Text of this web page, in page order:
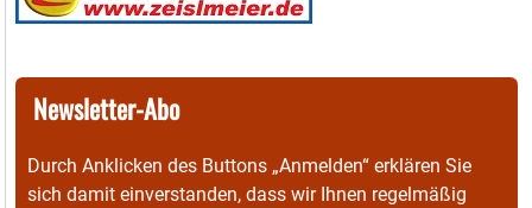
Newsletter-Abo
Durch Anklicken des Buttons „Anmelden“ erklären Sie
sich damit einverstanden, dass wir Ihnen regelmäßig